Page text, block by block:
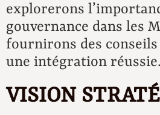
explorerons
gouvernance dans les
fournirons des
une intégration réussie.
VISION